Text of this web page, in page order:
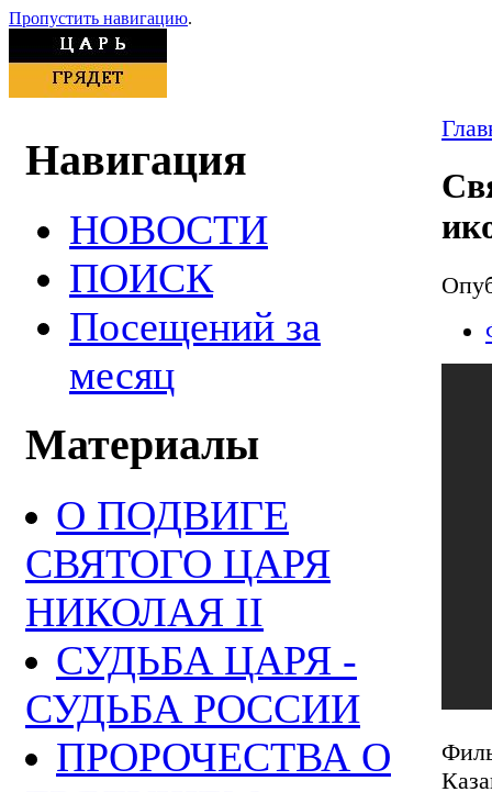
Пропустить навигацию.
Навигация
НОВОСТИ
ПОИСК
Посещений за
месяц
Материалы
О ПОДВИГЕ
СВЯТОГО ЦАРЯ
НИКОЛАЯ II
СУДЬБА ЦАРЯ -
СУДЬБА РОССИИ
ПРОРОЧЕСТВА О